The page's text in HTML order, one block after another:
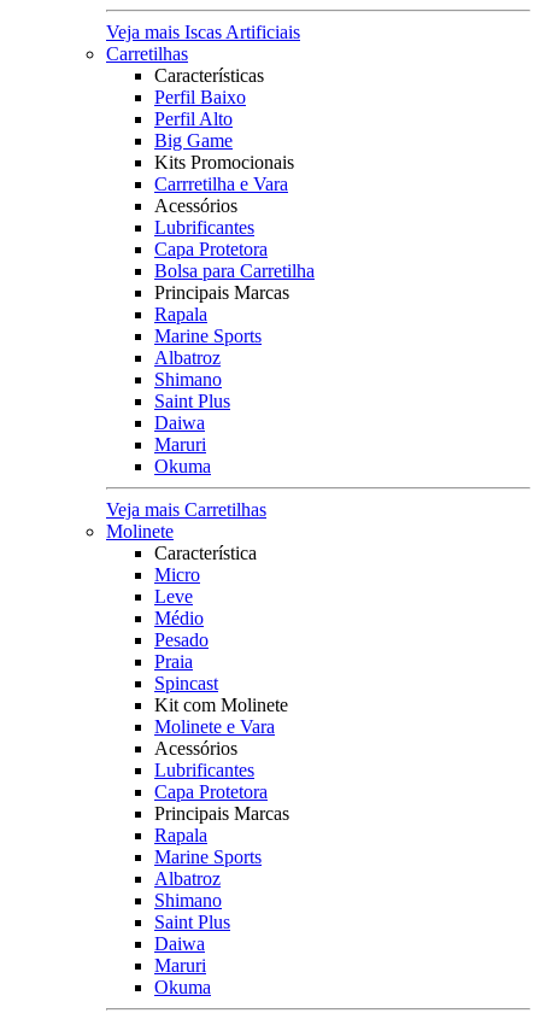
Veja mais Iscas Artificiais
Carretilhas
Características
Perfil Baixo
Perfil Alto
Big Game
Kits Promocionais
Carrretilha e Vara
Acessórios
Lubrificantes
Capa Protetora
Bolsa para Carretilha
Principais Marcas
Rapala
Marine Sports
Albatroz
Shimano
Saint Plus
Daiwa
Maruri
Okuma
Veja mais Carretilhas
Molinete
Característica
Micro
Leve
Médio
Pesado
Praia
Spincast
Kit com Molinete
Molinete e Vara
Acessórios
Lubrificantes
Capa Protetora
Principais Marcas
Rapala
Marine Sports
Albatroz
Shimano
Saint Plus
Daiwa
Maruri
Okuma